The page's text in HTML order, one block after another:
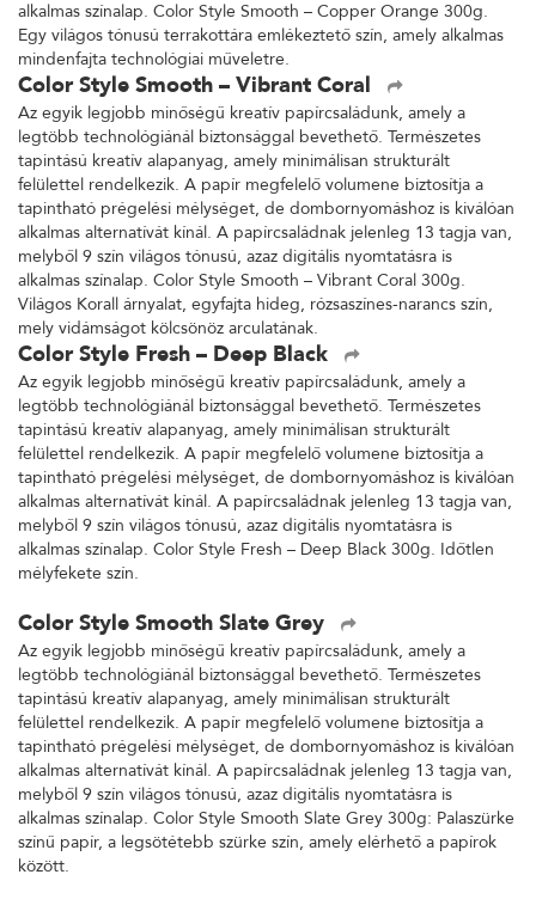
alkalmas színalap. Color Style Smooth – Copper Orange 300g.
Egy világos tónusú terrakottára emlékeztető szín, amely alkalmas
mindenfajta technológiai műveletre.
Color Style Smooth – Vibrant Coral
Az egyik legjobb minőségű kreatív papírcsaládunk, amely a
legtöbb technológiánál biztonsággal bevethető. Természetes
tapintású kreatív alapanyag, amely minimálisan strukturált
felülettel rendelkezik. A papír megfelelő volumene biztosítja a
tapintható prégelési mélységet, de dombornyomáshoz is kiválóan
alkalmas alternatívát kínál. A papírcsaládnak jelenleg 13 tagja van,
melyből 9 szín világos tónusú, azaz digitális nyomtatásra is
alkalmas színalap. Color Style Smooth – Vibrant Coral 300g.
Világos Korall árnyalat, egyfajta hideg, rózsaszínes-narancs szín,
mely vidámságot kölcsönöz arculatának.
Color Style Fresh – Deep Black
Az egyik legjobb minőségű kreatív papírcsaládunk, amely a
legtöbb technológiánál biztonsággal bevethető. Természetes
tapintású kreatív alapanyag, amely minimálisan strukturált
felülettel rendelkezik. A papír megfelelő volumene biztosítja a
tapintható prégelési mélységet, de dombornyomáshoz is kiválóan
alkalmas alternatívát kínál. A papírcsaládnak jelenleg 13 tagja van,
melyből 9 szín világos tónusú, azaz digitális nyomtatásra is
alkalmas színalap. Color Style Fresh – Deep Black 300g. Időtlen
mélyfekete szín.
Color Style Smooth Slate Grey
Az egyik legjobb minőségű kreatív papírcsaládunk, amely a
legtöbb technológiánál biztonsággal bevethető. Természetes
tapintású kreatív alapanyag, amely minimálisan strukturált
felülettel rendelkezik. A papír megfelelő volumene biztosítja a
tapintható prégelési mélységet, de dombornyomáshoz is kiválóan
alkalmas alternatívát kínál. A papírcsaládnak jelenleg 13 tagja van,
melyből 9 szín világos tónusú, azaz digitális nyomtatásra is
alkalmas színalap. Color Style Smooth Slate Grey 300g: Palaszürke
színű papír, a legsötétebb szürke szín, amely elérhető a papírok
között.